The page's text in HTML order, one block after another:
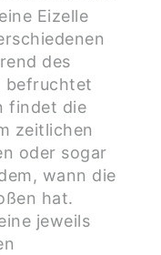
Eizelle
des
befruchtet
findet die
zeitlichen
oder sogar
wann die
hat.
jeweils